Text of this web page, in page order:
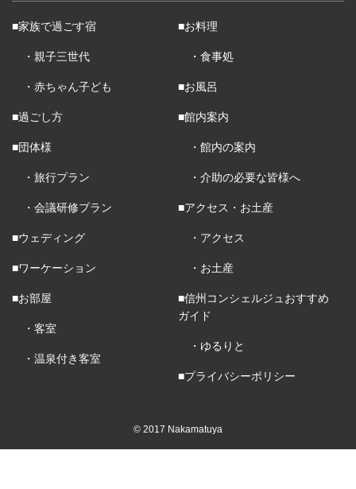
■家族で過ごす宿
・親子三世代
・赤ちゃん子ども
■過ごし方
■団体様
・旅行プラン
・会議研修プラン
■ウェディング
■ワーケーション
■お部屋
・客室
・温泉付き客室
■お料理
・食事処
■お風呂
■館内案内
・館内の案内
・介助の必要な皆様へ
■アクセス・お土産
・アクセス
・お土産
■信州コンシェルジュおすすめ
ガイド
・ゆるりと
■プライバシーポリシー
© 2017 Nakamatuya